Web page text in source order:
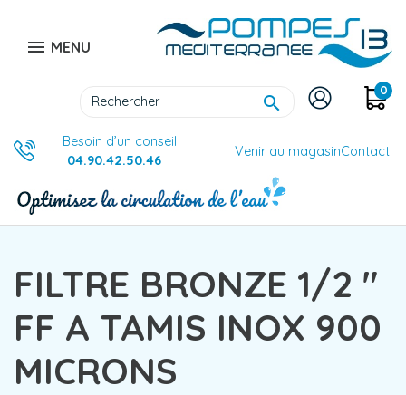
 MENU

0
Besoin d’un conseil
04.90.42.50.46
Venir au magasinContact
FILTRE BRONZE 1/2 "
FF A TAMIS INOX 900
MICRONS